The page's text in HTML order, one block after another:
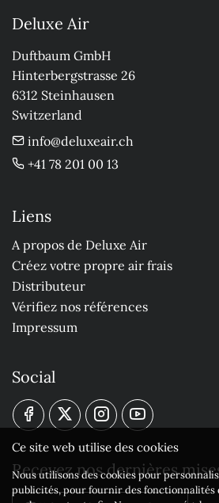
Deluxe Air
Duftbaum GmbH
Hinterbergstrasse 26
6312 Steinhausen
Switzerland
info@deluxeair.ch
+41 78 201 00 13
Liens
A propos de Deluxe Air
Créez votre propre air frais
Distributeur
Vérifiez nos références
Impressum
Social
Recevez nos dernières
Ce site web utilise des cookies
Nous utilisons des cookies pour
publicités, pour fournir des fonctionnalités